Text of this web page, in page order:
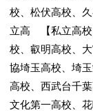
校、松伏高校、
立高 【私立高校
校、叡明高校、
協埼玉高校、埼
高校、西武台千
文化第一高校、